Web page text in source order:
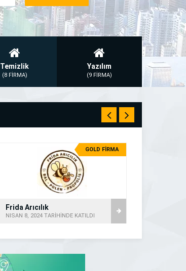
Temizlik
(8 FİRMA)
Yazılım
(9 FİRMA)
GOLD FİRMA
Frida Arıcılık
NISAN 8, 2024 TARİHİNDE KATILDI